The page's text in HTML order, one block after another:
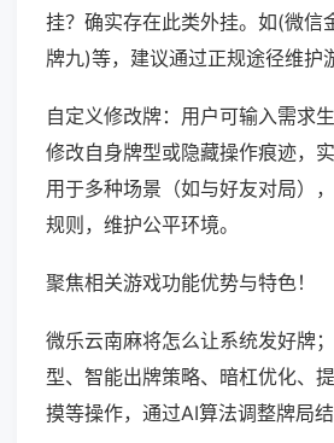
挂？确实存在此类外挂。如(微信
牌九)等，建议通过正规途径维护
自定义修改牌：用户可输入需求
修改自身牌型或隐藏操作痕迹，
用于多种场景（如与好友对局）
规则，维护公平环境。
聚焦相关游戏功能优势与特色！
微乐云南麻将怎么让系统发好牌
型、智能出牌策略、暗杠优化、
摸等操作，通过AI算法调整牌局结